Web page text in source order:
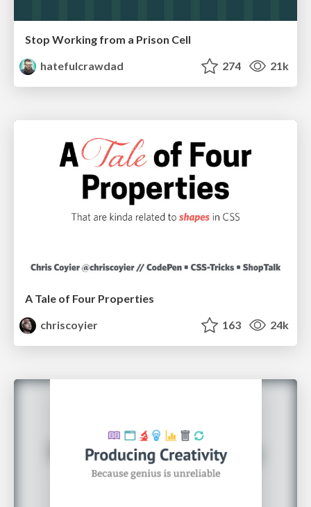
Stop Working from a Prison Cell
hatefulcrawdad
274 21k
A Tale of Four Properties
chriscoyier
163 24k